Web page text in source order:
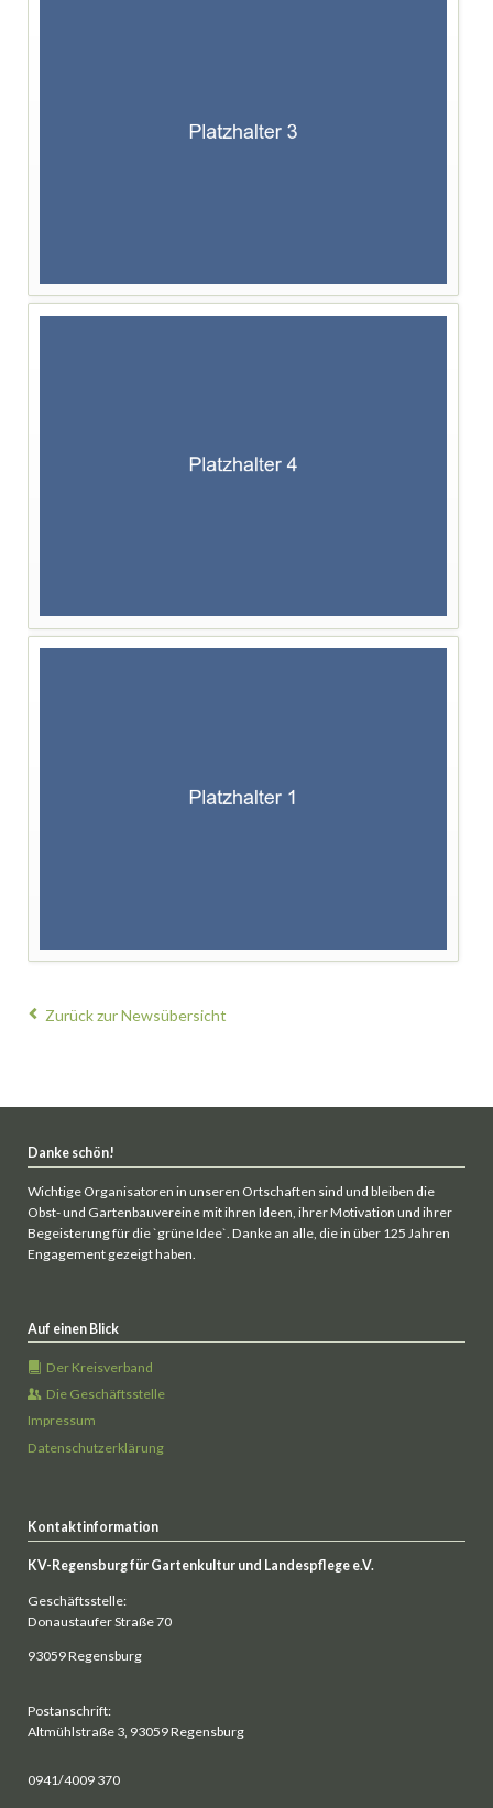
Zurück zur Newsübersicht
Danke schön!
Wichtige Organisatoren in unseren Ortschaften sind und bleiben die
Obst- und Gartenbauvereine mit ihren Ideen, ihrer Motivation und ihrer
Begeisterung für die `grüne Idee`. Danke an alle, die in über 125 Jahren
Engagement gezeigt haben.
Auf einen Blick
Der Kreisverband
Die Geschäftsstelle
Impressum
Datenschutzerklärung
Kontaktinformation
KV-Regensburg für Gartenkultur und Landespflege e.V.
Geschäftsstelle:
Donaustaufer Straße 70
93059 Regensburg
Postanschrift:
Altmühlstraße 3, 93059 Regensburg
0941/4009 370